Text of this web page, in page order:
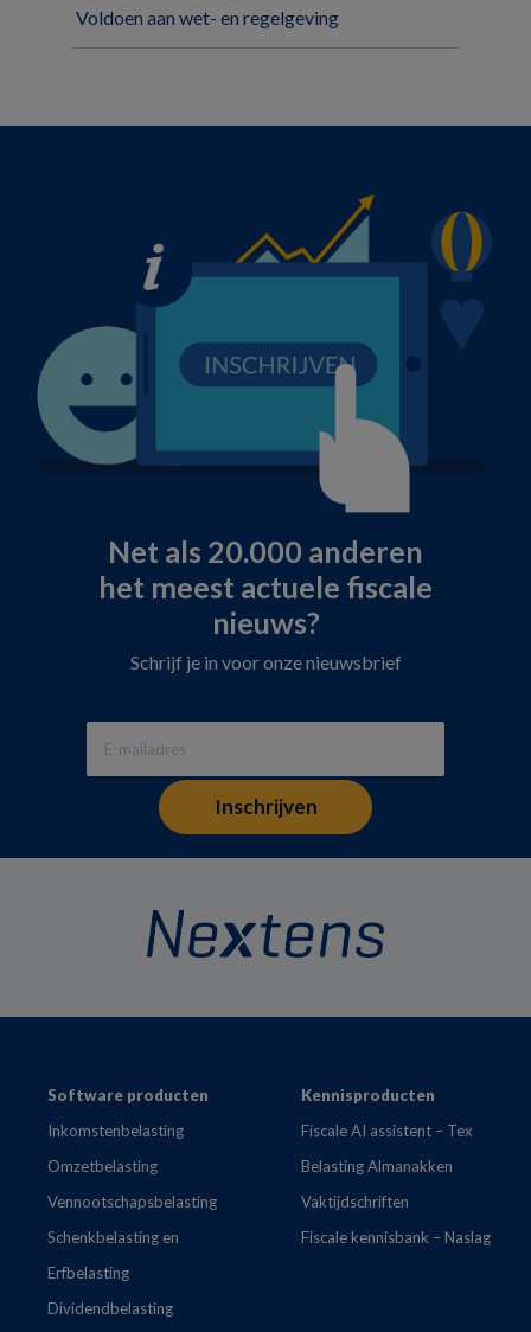
Voldoen aan wet- en regelgeving
Net als 20.000 anderen
het meest actuele fiscale
nieuws?
Schrijf je in voor onze nieuwsbrief
FooterSoftware producten
Inkomstenbelasting
Omzetbelasting
Vennootschapsbelasting
Schenkbelasting en
Erfbelasting
Dividendbelasting
Kennisproducten
Fiscale AI assistent – Tex
Belasting Almanakken
Vaktijdschriften
Fiscale kennisbank – Naslag